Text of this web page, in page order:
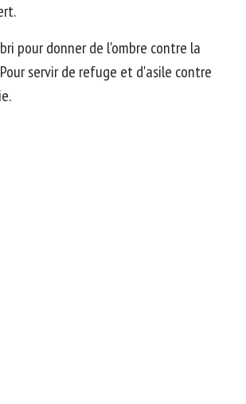
pour donner de l'ombre contre la
servir de refuge et d'asile contre